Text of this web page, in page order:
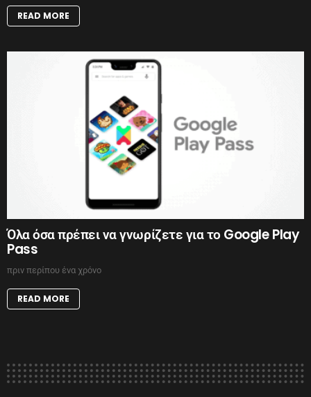
READ MORE
Όλα όσα πρέπει να γνωρίζετε για το Google Play
Pass
πριν περίπου ένα χρόνο
READ MORE